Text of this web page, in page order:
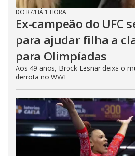
DO R7/HÁ 1 HORA
Ex-campeão do UFC
para ajudar filha a
para Olimpíadas
Aos 49 anos, Brock Lesnar deixa o
derrota no WWE